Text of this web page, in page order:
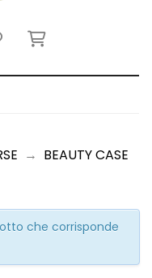
→ BEAUTY CASE
che corrisponde